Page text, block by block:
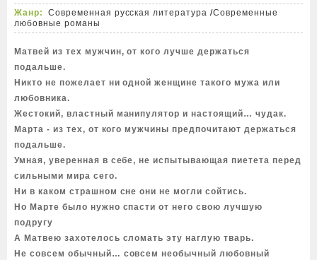
Жанр:
Современная русская литература /Современные
любовные романы
Матвей из тех мужчин, от кого лучше держаться
подальше.
Никто не пожелает ни одной женщине такого мужа или
любовника.
Жестокий, властный манипулятор и настоящий… чудак.
Марта - из тех, от кого мужчины предпочитают держаться
подальше.
Умная, уверенная в себе, не испытывающая пиетета перед
сильными мира сего.
Ни в каком страшном сне они не могли сойтись.
Но Марте было нужно спасти от него свою лучшую
подругу
А Матвею захотелось сломать эту наглую тварь.
Не совсем обычный… совсем необычный любовный